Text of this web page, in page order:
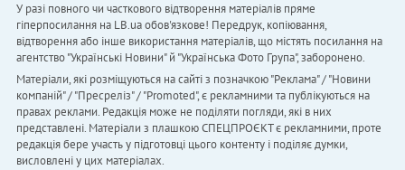
У разі повного чи часткового відтворення матеріалів пряме
гіперпосилання на LB.ua обов'язкове! Передрук, копіювання,
відтворення або інше використання матеріалів, що містять посилання на
агентство "Українськi Новини" й "Українська Фото Група", заборонено.
Матеріали, які розміщуються на сайті з позначкою "Реклама" / "Новини
компаній" / "Пресреліз" / "Promoted", є рекламними та публікуються на
правах реклами. Редакція може не поділяти погляди, які в них
представлені. Матеріали з плашкою СПЕЦПРОЄКТ є рекламними, проте
редакція бере участь у підготовці цього контенту і поділяє думки,
висловлені у цих матеріалах.